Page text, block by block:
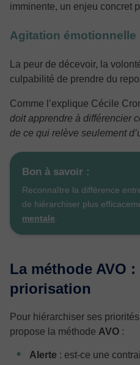
imminente, un enjeu concret
Agitation émotionnelle
La peur de décevoir, la
culpabilité de prendre du
Comme l’explique Cécile
doit apprendre à différencier
de ce qui relève seulement
Bon à savoir :
Reconnaître la différence
de hiérarchiser plus
mentale
La méthode AVO
priorisation
Pour hiérarchiser ses
propose la méthode AVO :
Alerte : est-ce une